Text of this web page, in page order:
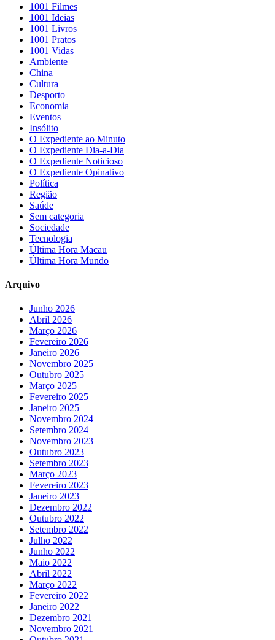
1001 Filmes
1001 Ideias
1001 Livros
1001 Pratos
1001 Vidas
Ambiente
China
Cultura
Desporto
Economia
Eventos
Insólito
O Expediente ao Minuto
O Expediente Dia-a-Dia
O Expediente Noticioso
O Expediente Opinativo
Política
Região
Saúde
Sem categoria
Sociedade
Tecnologia
Última Hora Macau
Última Hora Mundo
Arquivo
Junho 2026
Abril 2026
Março 2026
Fevereiro 2026
Janeiro 2026
Novembro 2025
Outubro 2025
Março 2025
Fevereiro 2025
Janeiro 2025
Novembro 2024
Setembro 2024
Novembro 2023
Outubro 2023
Setembro 2023
Março 2023
Fevereiro 2023
Janeiro 2023
Dezembro 2022
Outubro 2022
Setembro 2022
Julho 2022
Junho 2022
Maio 2022
Abril 2022
Março 2022
Fevereiro 2022
Janeiro 2022
Dezembro 2021
Novembro 2021